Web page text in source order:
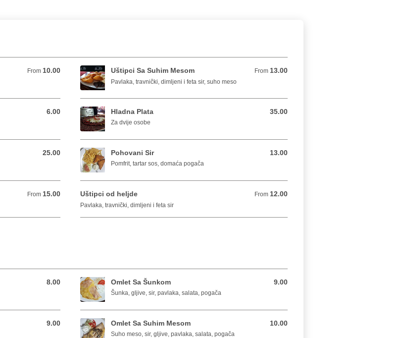
From 10.00
From 10.00 BAM Uštipci Sa Suhim Mesom From 13.00
From 13.00 BAM
Pavlaka, travnički, dimljeni i feta sir, suho meso
6.00
6.00 BAM Hladna Plata 35.00
35.00 BAM
Za dvije osobe
25.00
25.00 BAM Pohovani Sir 13.00
13.00 BAM
Pomfrit, tartar sos, domaća pogača
From 15.00
From 15.00 BAM Uštipci od heljde From 12.00
From 12.00 BAM
Pavlaka, travnički, dimljeni i feta sir
8.00
8.00 BAM Omlet Sa Šunkom 9.00
9.00 BAM
Šunka, gljive, sir, pavlaka, salata, pogača
9.00
9.00 BAM Omlet Sa Suhim Mesom 10.00
10.00 BAM
Suho meso, sir, gljive, pavlaka, salata, pogača